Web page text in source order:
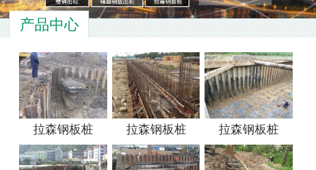
在线留言
联系我们
产品中心
拉森钢板桩 拉森钢板桩 拉森钢板桩